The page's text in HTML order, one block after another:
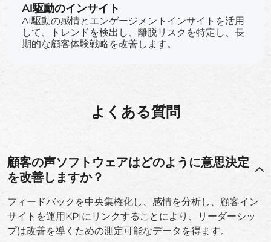
AI駆動のインサイト
AI駆動の感情とエンゲージメントインサイトを活用
して、トレンドを検出し、離脱リスクを特定し、長
期的な顧客体験戦略を改善します。
よくある質問
顧客の声ソフトウェアはどのように意思決定
を改善しますか？
フィードバックを中央集権化し、感情を分析し、顧客イン
サイトを運用KPIにリンクすることにより、リーダーシッ
プは改善を導くための測定可能なデータを得ます。